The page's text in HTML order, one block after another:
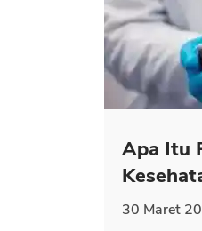
Apa Itu
30 Maret